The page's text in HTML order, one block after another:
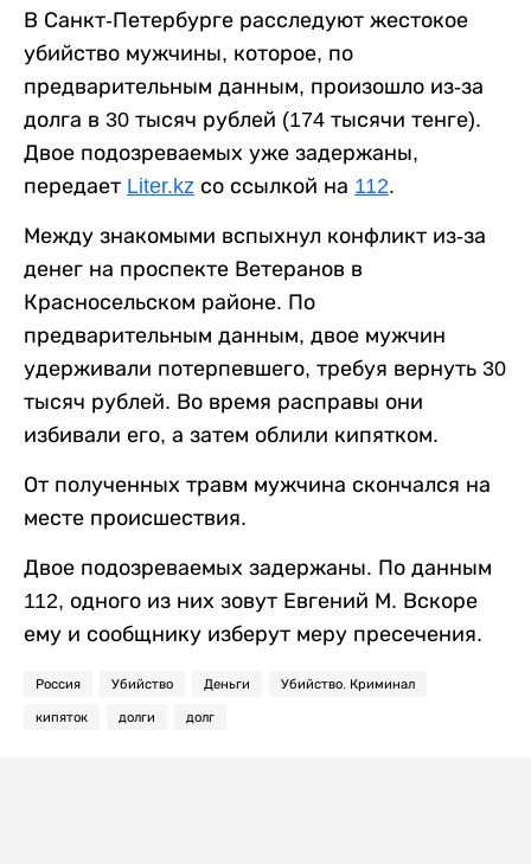
В Санкт-Петербурге расследуют жестокое
убийство мужчины, которое, по
предварительным данным, произошло из-за
долга в 30 тысяч рублей (174 тысячи тенге).
Двое подозреваемых уже задержаны,
передает Liter.kz со ссылкой на 112.
Между знакомыми вспыхнул конфликт из-за
денег на проспекте Ветеранов в
Красносельском районе. По
предварительным данным, двое мужчин
удерживали потерпевшего, требуя вернуть 30
тысяч рублей. Во время расправы они
избивали его, а затем облили кипятком.
От полученных травм мужчина скончался на
месте происшествия.
Двое подозреваемых задержаны. По данным
112, одного из них зовут Евгений М. Вскоре
ему и сообщнику изберут меру пресечения.
Россия Убийство Деньги Убийство. Криминал
кипяток долги долг